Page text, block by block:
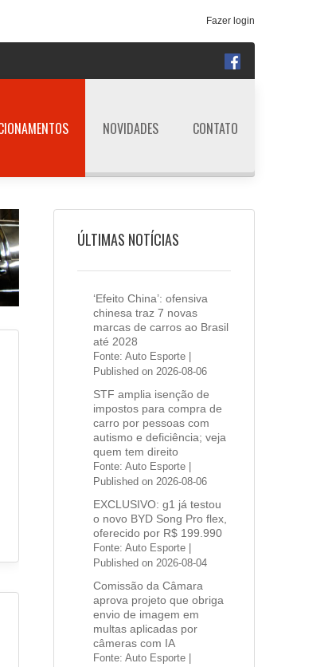
Fazer login
NOVIDADES CONTATO
ÚLTIMAS NOTÍCIAS
‘Efeito China’: ofensiva
chinesa traz 7 novas
marcas de carros ao Brasil
até 2028
Fonte: Auto Esporte
Published on 2026-08-06
STF amplia isenção de
impostos para compra de
carro por pessoas com
autismo e deficiência; veja
quem tem direito
Fonte: Auto Esporte
Published on 2026-08-06
EXCLUSIVO: g1 já testou
o novo BYD Song Pro flex,
oferecido por R$ 199.990
Fonte: Auto Esporte
Published on 2026-08-04
Comissão da Câmara
aprova projeto que obriga
envio de imagem em
multas aplicadas por
câmeras com IA
Fonte: Auto Esporte